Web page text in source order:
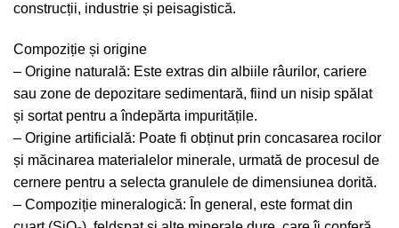
construcții, industrie și peisagistică.
Compoziție și origine
– Origine naturală: Este extras din albiile râurilor, cariere
sau zone de depozitare sedimentară, fiind un nisip spălat
și sortat pentru a îndepărta impuritățile.
– Origine artificială: Poate fi obținut prin concasarea rocilor
și măcinarea materialelor minerale, urmată de procesul de
cernere pentru a selecta granulele de dimensiunea dorită.
– Compoziție mineralogică: În general, este format din